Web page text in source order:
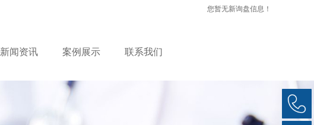
您暂无新询盘信息！
新闻资讯 案例展示 联系我们